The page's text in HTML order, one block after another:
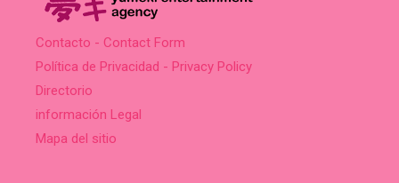
Contacto - Contact Form
Política de Privacidad - Privacy Policy
Directorio
información Legal
Mapa del sitio